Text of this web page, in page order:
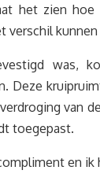
het zien
verschil kunnen
was,
toegepast.
en